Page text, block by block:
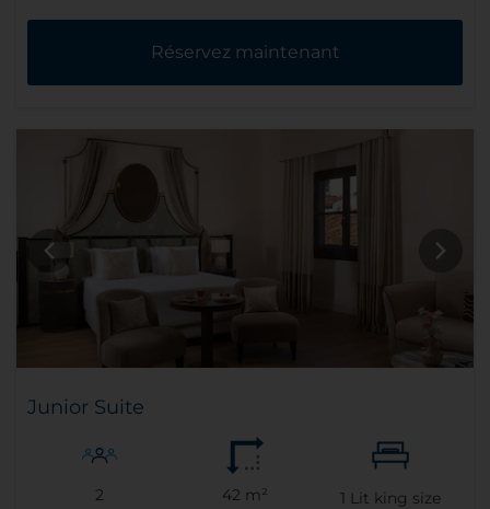
Réservez maintenant
Junior Suite
2 42 m² 1 Lit king size